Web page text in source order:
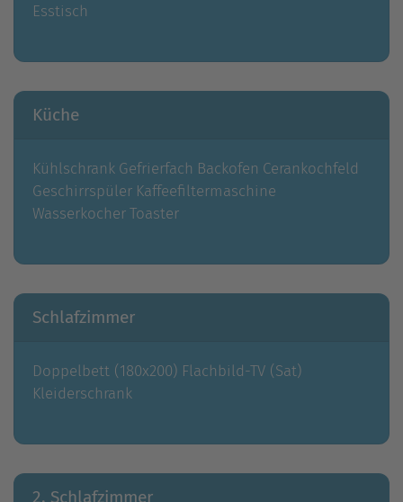
Esstisch
Küche
Kühlschrank Gefrierfach Backofen Cerankochfeld
Geschirrspüler Kaffeefiltermaschine
WasserkocherToaster
Schlafzimmer
Doppelbett (180x200) Flachbild-TV (Sat)
Kleiderschrank
2. Schlafzimmer